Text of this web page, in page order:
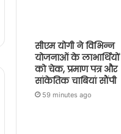
सीएम योगी ने विभिन्न
योजनाओं के लाभार्थियों
को चेक, प्रमाण पत्र और
सांकेतिक चाबियां सौंपी
59 minutes ago